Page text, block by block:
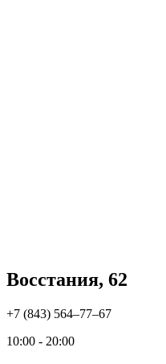
Восстания, 62
+7 (843) 564‒77‒67
10:00 - 20:00